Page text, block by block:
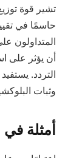
تشير قوة
حاسمًا في
المتداولون
أن يؤثر على
التردد.
وثبات
أمثلة في